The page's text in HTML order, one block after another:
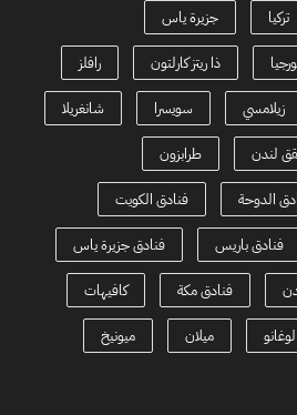
تركيا جزيرة ياس
ذا ريتز كارلتون رافلز
زيلامسي سويسرا شانغريلا
لندن طرابزون
الدوحة فنادق الكويت
فنادق باريس فنادق جزيرة ياس
فنادق مكة كافيهات
لوغانو ميلان ميونيخ